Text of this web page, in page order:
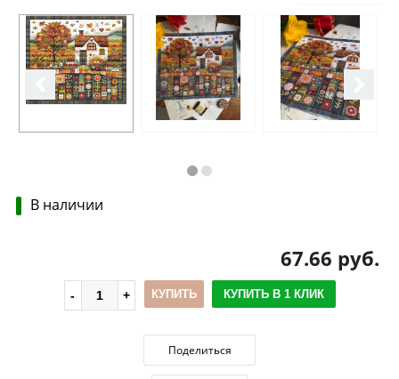
В наличии
67.66 руб.
КУПИТЬ КУПИТЬ В 1 КЛИК
Поделиться